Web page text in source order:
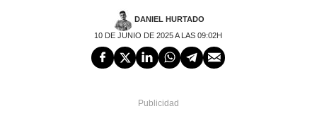
DANIEL HURTADO
10 DE JUNIO DE 2025 A LAS 09:02H